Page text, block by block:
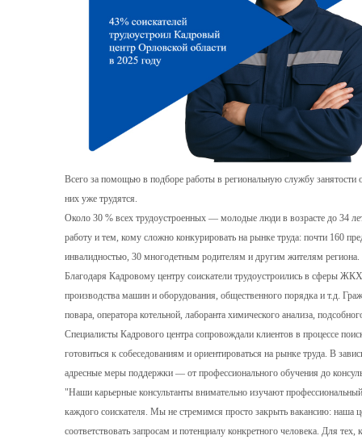
Всего за помощью в подборе работы в региональную службу занятости
них уже трудятся.
Около 30 % всех трудоустроенных — молодые люди в возрасте до 34
работу и тем, кому сложно конкурировать на рынке труда: почти 160
инвалидностью, 30 многодетным родителям и другим жителям региона.
Благодаря Кадровому центру соискатели трудоустроились в сферы
производства машин и оборудования, общественного порядка и т.д.
повара, оператора котельной, лаборанта химического анализа,
Специалисты Кадрового центра сопровождали клиентов в процессе
готовиться к собеседованиям и ориентироваться на рынке труда. В
адресные меры поддержки — от профессионального обучения до
"Наши карьерные консультанты внимательно изучают
каждого соискателя. Мы не стремимся просто закрыть вакансию: наша
соответствовать запросам и потенциалу конкретного человека. Для